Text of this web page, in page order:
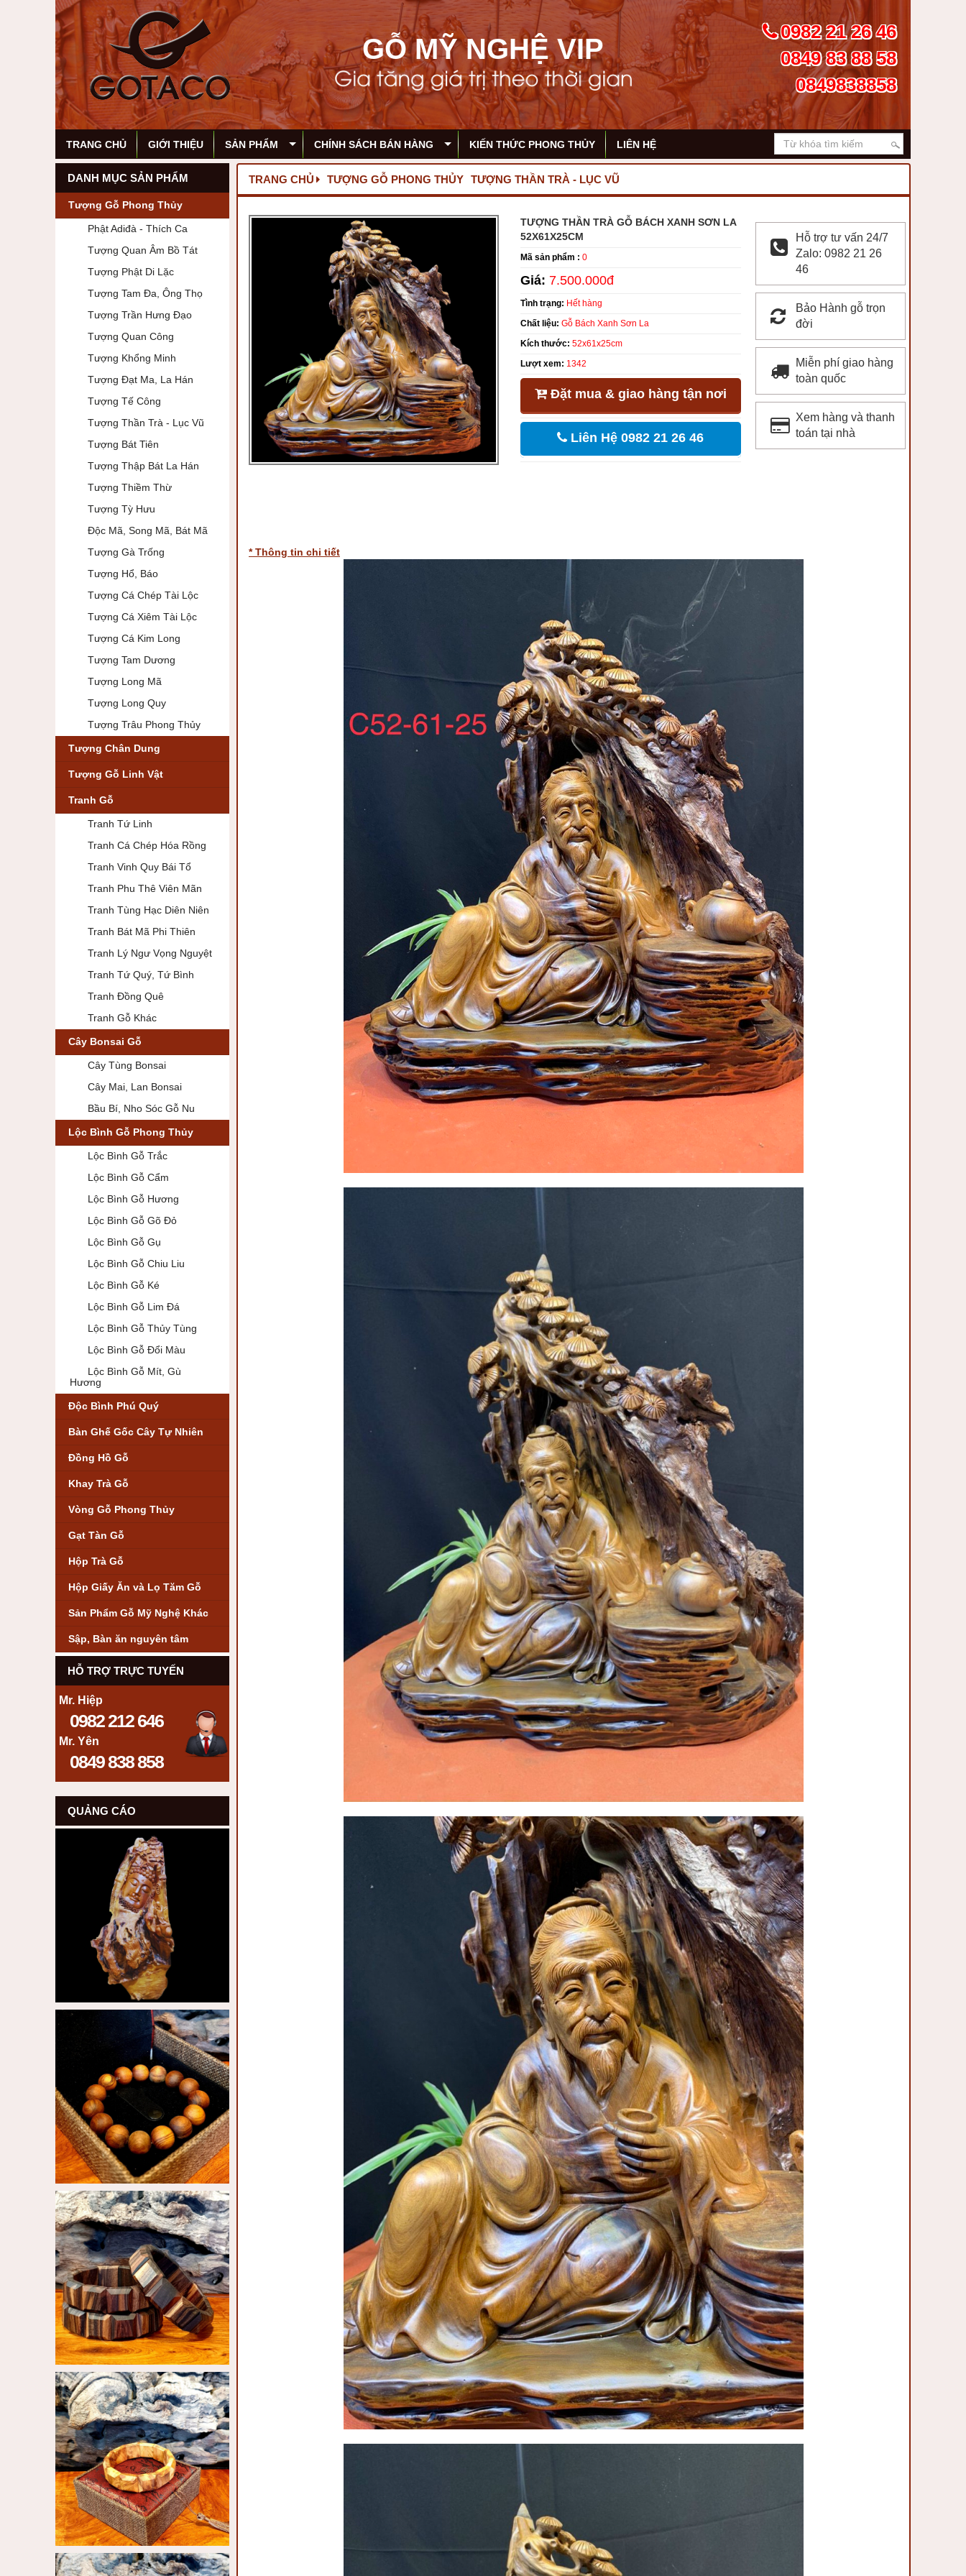
GỖ MỸ NGHỆ VIP
0982 21 26 46
0849 83 88 58
0849838858
TRANG CHỦ GIỚI THIỆU SẢN PHẨM CHÍNH SÁCH BÁN HÀNG KIẾN THỨC PHONG THỦY LIÊN HỆ
DANH MỤC SẢN PHẨM
Tượng Gỗ Phong Thủy
Phật Adiđà - Thích Ca
Tượng Quan Âm Bồ Tát
Tượng Phật Di Lặc
Tượng Tam Đa, Ông Thọ
Tượng Trần Hưng Đạo
Tượng Quan Công
Tượng Khổng Minh
Tượng Đạt Ma, La Hán
Tượng Tế Công
Tượng Thần Trà - Lục Vũ
Tượng Bát Tiên
Tượng Thập Bát La Hán
Tượng Thiềm Thừ
Tượng Tỳ Hưu
Độc Mã, Song Mã, Bát Mã
Tượng Gà Trống
Tượng Hổ, Báo
Tượng Cá Chép Tài Lộc
Tượng Cá Xiêm Tài Lộc
Tượng Cá Kim Long
Tượng Tam Dương
Tượng Long Mã
Tượng Long Quy
Tượng Trâu Phong Thủy
Tượng Chân Dung
Tượng Gỗ Linh Vật
Tranh Gỗ
Tranh Tứ Linh
Tranh Cá Chép Hóa Rồng
Tranh Vinh Quy Bái Tổ
Tranh Phu Thê Viên Mãn
Tranh Tùng Hạc Diên Niên
Tranh Bát Mã Phi Thiên
Tranh Lý Ngư Vọng Nguyệt
Tranh Tứ Quý, Tứ Bình
Tranh Đồng Quê
Tranh Gỗ Khác
Cây Bonsai Gỗ
Cây Tùng Bonsai
Cây Mai, Lan Bonsai
Bầu Bí, Nho Sóc Gỗ Nu
Lộc Bình Gỗ Phong Thủy
Lộc Bình Gỗ Trắc
Lộc Bình Gỗ Cẩm
Lộc Bình Gỗ Hương
Lộc Bình Gỗ Gõ Đỏ
Lộc Bình Gỗ Gụ
Lộc Bình Gỗ Chiu Liu
Lộc Bình Gỗ Ké
Lộc Bình Gỗ Lim Đá
Lộc Bình Gỗ Thủy Tùng
Lộc Bình Gỗ Đổi Màu
Lộc Bình Gỗ Mít, Gù
Hương
Độc Bình Phú Quý
Bàn Ghế Gốc Cây Tự Nhiên
Đồng Hồ Gỗ
Khay Trà Gỗ
Vòng Gỗ Phong Thủy
Gạt Tàn Gỗ
Hộp Trà Gỗ
Hộp Giấy Ăn và Lọ Tăm Gỗ
Sản Phẩm Gỗ Mỹ Nghệ Khác
Sập, Bàn ăn nguyên tâm
HỖ TRỢ TRỰC TUYẾN
Mr. Hiệp
0982 212 646
Mr. Yên
0849 838 858
QUẢNG CÁO
TRANG CHỦ TƯỢNG GỖ PHONG THỦY TƯỢNG THẦN TRÀ - LỤC VŨ
TƯỢNG THẦN TRÀ GỖ BÁCH XANH SƠN LA
52X61X25CM
Mã sản phẩm : 0
Giá: 7.500.000đ
Tình trạng: Hết hàng
Chất liệu: Gỗ Bách Xanh Sơn La
Kích thước: 52x61x25cm
Lượt xem: 1342
Đặt mua & giao hàng tận nơi
Liên Hệ 0982 21 26 46
Hỗ trợ tư vấn 24/7
Zalo: 0982 21 26
46
Bảo Hành gỗ trọn
đời
Miễn phí giao hàng
toàn quốc
Xem hàng và thanh
toán tại nhà
* Thông tin chi tiết